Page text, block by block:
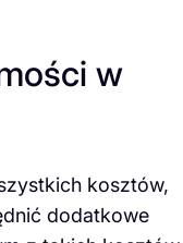
w
kosztów,
dodatkowe